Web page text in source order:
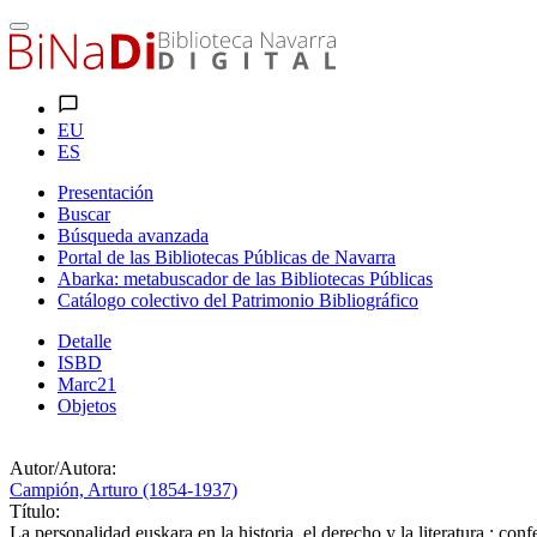
EU
ES
Presentación
Buscar
Búsqueda avanzada
Portal de las Bibliotecas Públicas de Navarra
Abarka: metabuscador de las Bibliotecas Públicas
Catálogo colectivo del Patrimonio Bibliográfico
Detalle
ISBD
Marc21
Objetos
Autor/Autora:
Campión, Arturo (1854-1937)
Título:
La personalidad euskara en la historia, el derecho y la literatura :